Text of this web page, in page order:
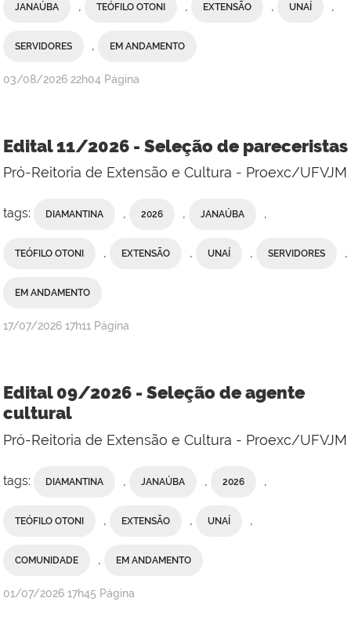
JANAÚBA TEÓFILO OTONI EXTENSÃO UNAÍ
SERVIDORES EM ANDAMENTO
publicado
03/08/2026 22h04 Página
Edital 11/2026 - Seleção de pareceristas
Pró-Reitoria de Extensão e Cultura - Proexc/UFVJM
tags: DIAMANTINA , 2026 , JANAÚBA ,
TEÓFILO OTONI , EXTENSÃO , UNAÍ , SERVIDORES ,
EM ANDAMENTO
publicado
17/07/2026 17h11 Página
Edital 09/2026 - Seleção de agente
cultural
Pró-Reitoria de Extensão e Cultura - Proexc/UFVJM
tags: DIAMANTINA JANAÚBA 2026
TEÓFILO OTONI EXTENSÃO UNAÍ
COMUNIDADE EM ANDAMENTO
publicado
01/07/2026 17h45 Página